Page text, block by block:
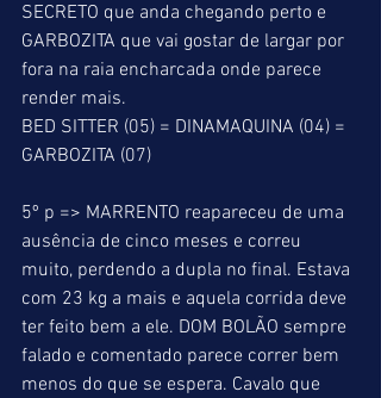
SECRETO que anda chegando perto e
GARBOZITA que vai gostar de largar por
fora na raia encharcada onde parece
render mais.
BED SITTER (05) = DINAMAQUINA (04) =
GARBOZITA (07)
5º p => MARRENTO reapareceu de uma
ausência de cinco meses e correu
muito, perdendo a dupla no final. Estava
com 23 kg a mais e aquela corrida deve
ter feito bem a ele. DOM BOLÃO sempre
falado e comentado parece correr bem
menos do que se espera. Cavalo que